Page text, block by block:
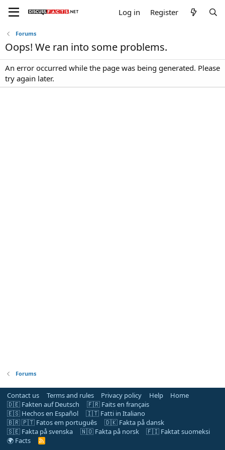
Log in Register
Forums
Oops! We ran into some problems.
An error occurred while the page was being generated. Please
try again later.
Forums
Contact us Terms and rules Privacy policy Help
Home
🇩🇪 Fakten auf Deutsch
🇫🇷 Faits en français
🇪🇸 Hechos en Español
🇮🇹 Fatti in Italiano
🇧🇷 🇵🇹 Fatos em português
🇩🇰 Fakta på dansk
🇸🇪 Fakta på svenska
🇳🇴 Fakta på norsk
🇫🇮 Faktat suomeksi
🌍 Facts
R